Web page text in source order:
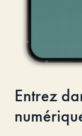
Entrez